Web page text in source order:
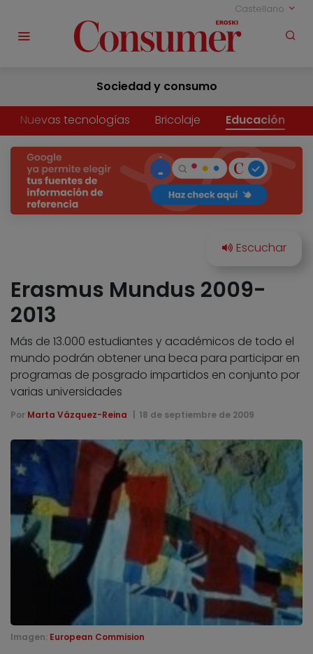
Castellano
Sociedad y consumo
Nuevas tecnologías Bricolaje Educación
Erasmus Mundus 2009-
2013
Más de 13.000 estudiantes y académicos de todo el
mundo podrán obtener una beca para participar en
programas de posgrado impartidos en conjunto por
varias universidades
Por Marta Vázquez-Reina 18 de septiembre de 2009
Imagen: European Commision